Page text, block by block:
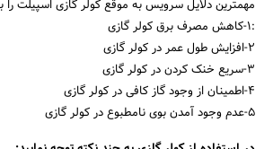
مهمترین دلایل سرویس به موقع کولر گازی اسپیلت
:۱-کاهش مصرف برق کولر گازی
۲-افزایش طول عمر در کولر گازی
۳-سریع خنک کردن در کولر گازی
۴-اطمینان از وجود گاز کافی در کولر گازی
۵-عدم وجود آمدن بوی نامطبوع در کولر گازی